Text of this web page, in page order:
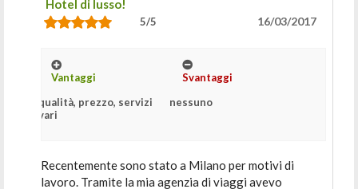
Hotel di lusso!
5/5 16/03/2017
Vantaggi
qualità, prezzo, servizi
vari
Svantaggi
nessuno
Recentemente sono stato a Milano per motivi di
lavoro. Tramite la mia agenzia di viaggi avevo